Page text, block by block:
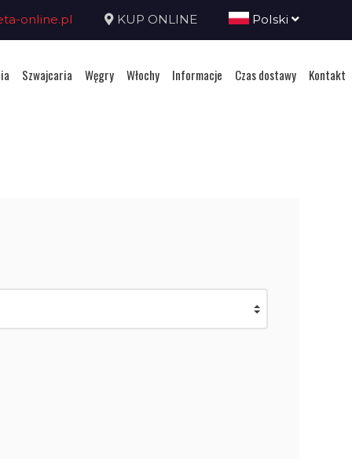
online.pl KUP ONLINE Polski
Szwajcaria Węgry Włochy Informacje Czas dostawy Kontakt